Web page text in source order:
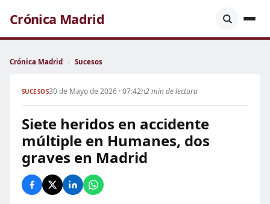
Crónica Madrid
Crónica Madrid › Sucesos
SUCESOS30 de Mayo de 2026 · 07:42h2 min de lectura
Siete heridos en accidente
múltiple en Humanes, dos
graves en Madrid